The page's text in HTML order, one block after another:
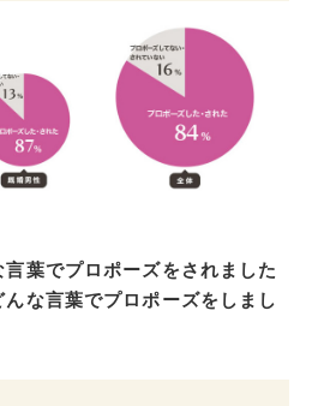
葉でプロポーズをされました
な言葉でプロポーズをしまし